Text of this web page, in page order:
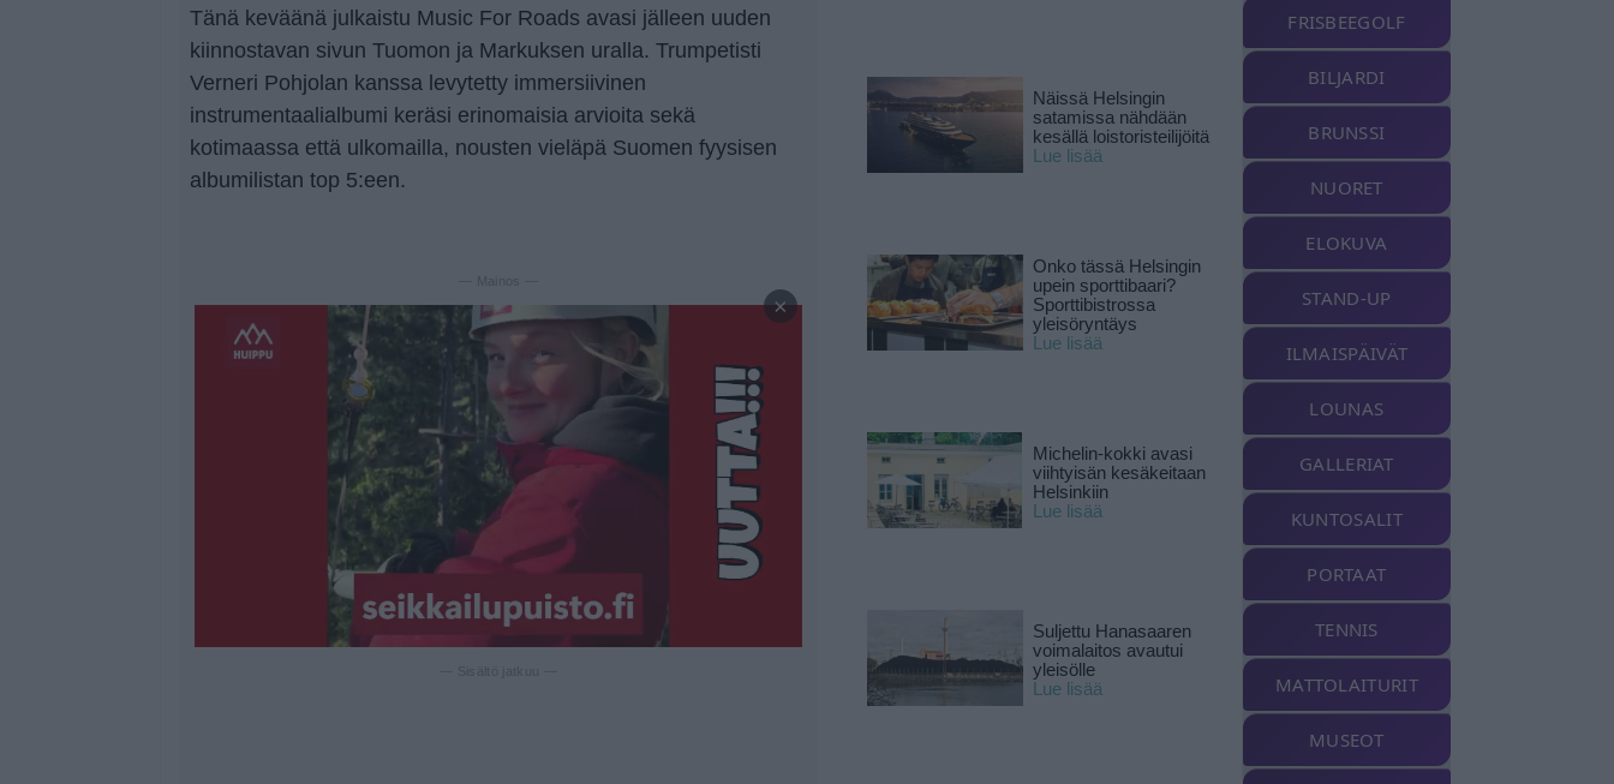
Tänä keväänä julkaistu Music For Roads avasi jälleen uuden
kiinnostavan sivun Tuomon ja Markuksen uralla. Trumpetisti
Verneri Pohjolan kanssa levytetty immersiivinen
instrumentaalialbumi keräsi erinomaisia arvioita sekä
kotimaassa että ulkomailla, nousten vieläpä Suomen fyysisen
albumilistan top 5:een.
×
Näissä Helsingin
satamissa nähdään
kesällä loistoristeilijöitä
Lue lisää
Onko tässä Helsingin
upein sporttibaari?
Sporttibistrossa
yleisöryntäys
Lue lisää
Michelin-kokki avasi
viihtyisän kesäkeitaan
Helsinkiin
Lue lisää
Suljettu Hanasaaren
voimalaitos avautui
yleisölle
Lue lisää
FRISBEEGOLF
BILJARDI
BRUNSSI
NUORET
ELOKUVA
STAND-UP
ILMAISPÄIVÄT
LOUNAS
GALLERIAT
KUNTOSALIT
PORTAAT
TENNIS
MATTOLAITURIT
MUSEOT